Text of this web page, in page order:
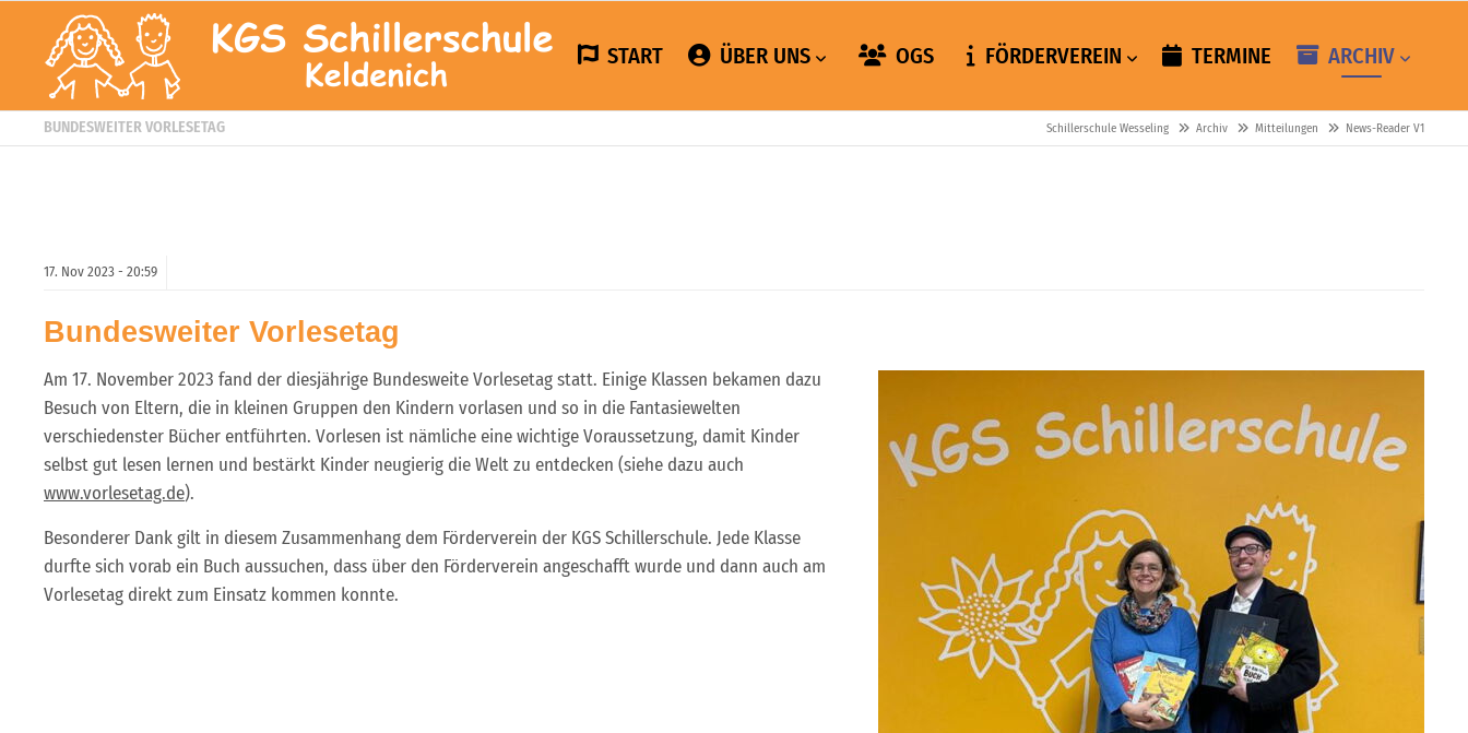
START ÜBER UNS OGS FÖRDERVEREIN TERMINE ARCHIV
BUNDESWEITER VORLESETAG Schillerschule Wesseling Archiv Mitteilungen News-Reader V1
17. Nov 2023 - 20:59
Bundesweiter Vorlesetag
Am 17. November 2023 fand der diesjährige Bundesweite Vorlesetag statt. Einige Klassen bekamen dazu
Besuch von Eltern, die in kleinen Gruppen den Kindern vorlasen und so in die Fantasiewelten
verschiedenster Bücher entführten. Vorlesen ist nämliche eine wichtige Voraussetzung, damit Kinder
selbst gut lesen lernen und bestärkt Kinder neugierig die Welt zu entdecken (siehe dazu auch
www.vorlesetag.de).
Besonderer Dank gilt in diesem Zusammenhang dem Förderverein der KGS Schillerschule. Jede Klasse
durfte sich vorab ein Buch aussuchen, dass über den Förderverein angeschafft wurde und dann auch am
Vorlesetag direkt zum Einsatz kommen konnte.